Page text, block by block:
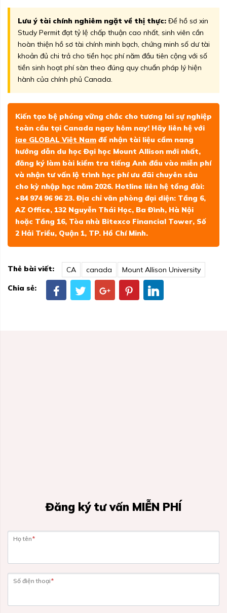
Lưu ý tài chính nghiêm ngặt về thị thực: Để hồ sơ xin
Study Permit đạt tỷ lệ chấp thuận cao nhất, sinh viên cần
hoàn thiện hồ sơ tài chính minh bạch, chứng minh số dư tài
khoản đủ chi trả cho tiền học phí năm đầu tiên cộng với số
tiền sinh hoạt phí sàn theo đúng quy chuẩn pháp lý hiện
hành của chính phủ Canada.
Kiến tạo bệ phóng vững chắc cho tương lai sự nghiệp
toàn cầu tại Canada ngay hôm nay! Hãy liên hệ với
iae GLOBAL Việt Nam để nhận tài liệu cẩm nang
hướng dẫn du học Đại học Mount Allison mới nhất,
đăng ký làm bài kiểm tra tiếng Anh đầu vào miễn phí
và nhận tư vấn lộ trình học phí ưu đãi chuyên sâu
cho kỳ nhập học năm 2026. Hotline liên hệ tổng đài:
+84 974 96 96 23. Địa chỉ văn phòng đại diện: Tầng 6,
AZ Office, 132 Nguyễn Thái Học, Ba Đình, Hà Nội
hoặc Tầng 16, Tòa nhà Bitexco Financial Tower, Số
2 Hải Triều, Quận 1, TP. Hồ Chí Minh.
Thẻ bài viết: CA canada
Mount Allison University
Chia sẻ:
Đăng ký tư vấn MIỄN PHÍ
Họ tên*
Số điện thoại*